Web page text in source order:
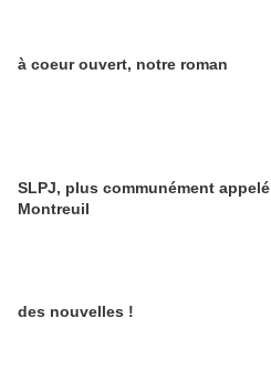
à coeur ouvert, notre roman
SLPJ, plus communément appelé
Montreuil
des nouvelles !